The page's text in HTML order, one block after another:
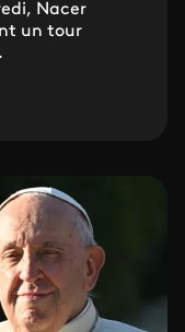
Nacer
un tour